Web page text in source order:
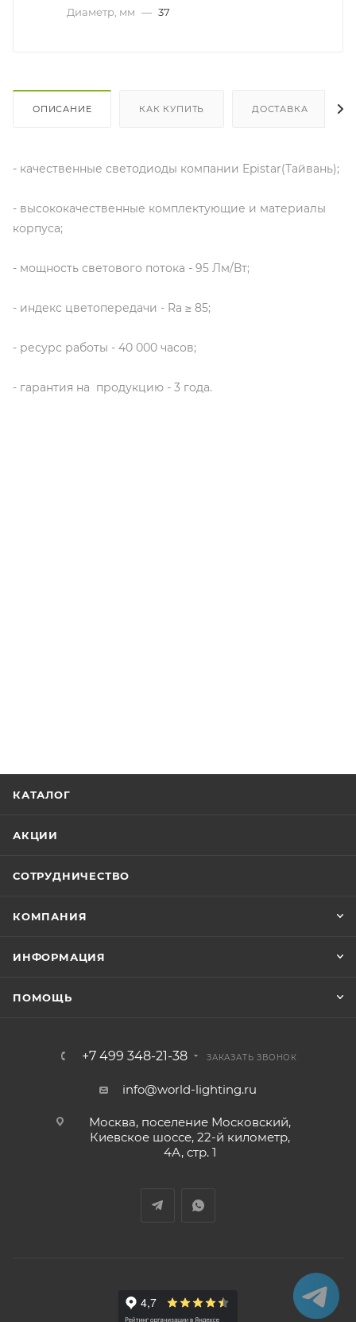
Диаметр, мм — 37
ОПИСАНИЕ КАК КУПИТЬ ДОСТАВКА
- качественные светодиоды компании Epistar(Тайвань);
- высококачественные комплектующие и материалы
корпуса;
- мощность светового потока - 95 Лм/Вт;
- индекс цветопередачи - Ra ≥ 85;
- ресурс работы - 40 000 часов;
- гарантия на продукцию - 3 года.
КАТАЛОГ
АКЦИИ
СОТРУДНИЧЕСТВО
КОМПАНИЯ
ИНФОРМАЦИЯ
ПОМОЩЬ
+7 499 348-21-38 ЗАКАЗАТЬ ЗВОНОК
info@world-lighting.ru
Москва, поселение Московский,
Киевское шоссе, 22-й километр,
4А, стр. 1